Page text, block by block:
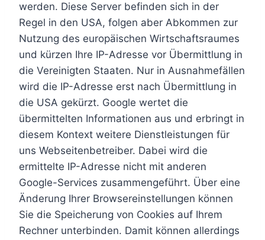
werden. Diese Server befinden sich in der
Regel in den USA, folgen aber Abkommen zur
Nutzung des europäischen Wirtschaftsraumes
und kürzen Ihre IP-Adresse vor Übermittlung in
die Vereinigten Staaten. Nur in Ausnahmefällen
wird die IP-Adresse erst nach Übermittlung in
die USA gekürzt. Google wertet die
übermittelten Informationen aus und erbringt in
diesem Kontext weitere Dienstleistungen für
uns Webseitenbetreiber. Dabei wird die
ermittelte IP-Adresse nicht mit anderen
Google-Services zusammengeführt. Über eine
Änderung Ihrer Browsereinstellungen können
Sie die Speicherung von Cookies auf Ihrem
Rechner unterbinden. Damit können allerdings